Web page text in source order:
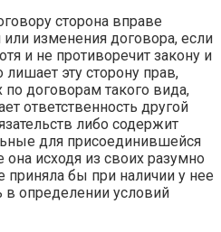
сторона вправе
изменения договора, если
и не противоречит закону и
эту сторону прав,
договорам такого вида,
ответственность другой
либо содержит
для присоединившейся
исходя из своих разумно
бы при наличии у нее
в определении условий